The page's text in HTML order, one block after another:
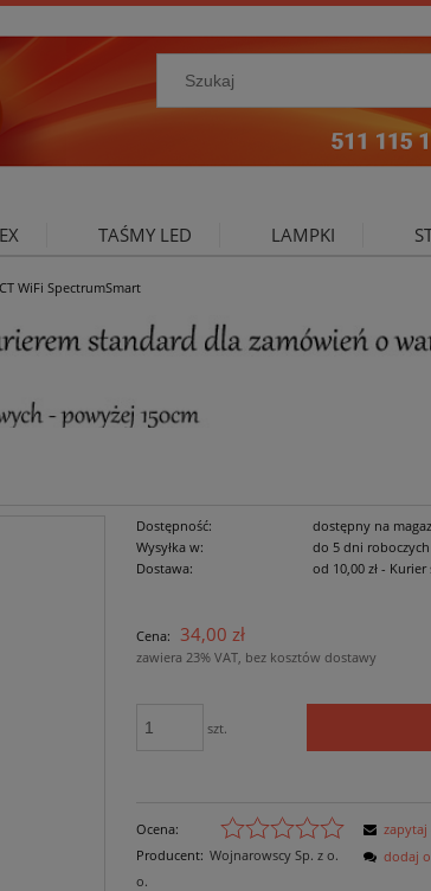
TAŚMY LED LAMPKI
WiFi SpectrumSmart
Dostępność:
dostępny na
Wysyłka w:
do 5 dni roboczych
Dostawa:
od 10,00 zł - Kurier
płatności
Cena: 34,00 zł
zawiera 23% VAT, bez kosztów dostawy
szt.
Ocena:
Producent: Wojnarowscy Sp. z o.
o.
dodaj